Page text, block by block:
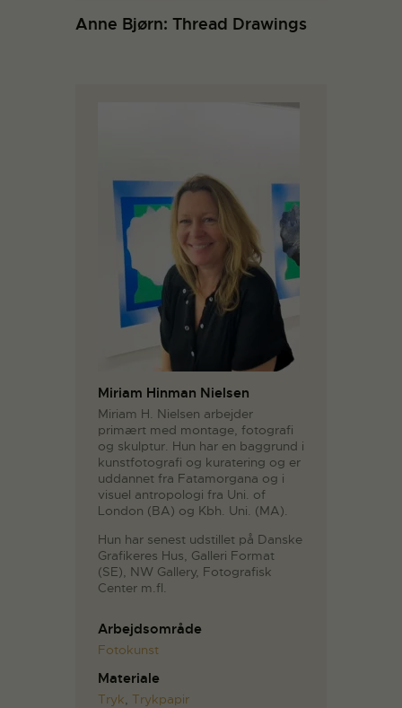
Anne Bjørn: Thread Drawings
Miriam Hinman Nielsen
Miriam H. Nielsen arbejder
primært med montage, fotografi
og skulptur. Hun har en baggrund i
kunstfotografi og kuratering og er
uddannet fra Fatamorgana og i
visuel antropologi fra Uni. of
London (BA) og Kbh. Uni. (MA).
Hun har senest udstillet på Danske
Grafikeres Hus, Galleri Format
(SE), NW Gallery, Fotografisk
Center m.fl.
Arbejdsområde
Fotokunst
Materiale
Tryk Trykpapir